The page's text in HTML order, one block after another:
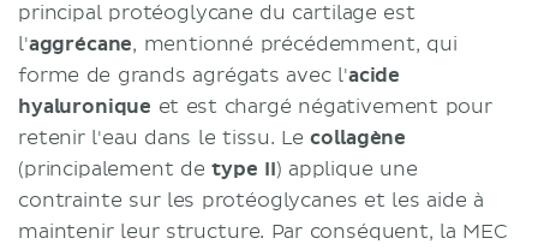
principal protéoglycane du cartilage est
l'aggrécane, mentionné précédemment, qui
forme de grands agrégats avec l'acide
hyaluronique et est chargé négativement pour
retenir l'eau dans le tissu. Lecollagène
(principalement detype II) applique une
contrainte sur les protéoglycanes et les aide à
maintenir leur structure. Par conséquent, la MEC